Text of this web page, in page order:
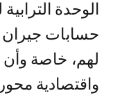
الوحدة
حسابات
لهم، خاصة
واقتصادية